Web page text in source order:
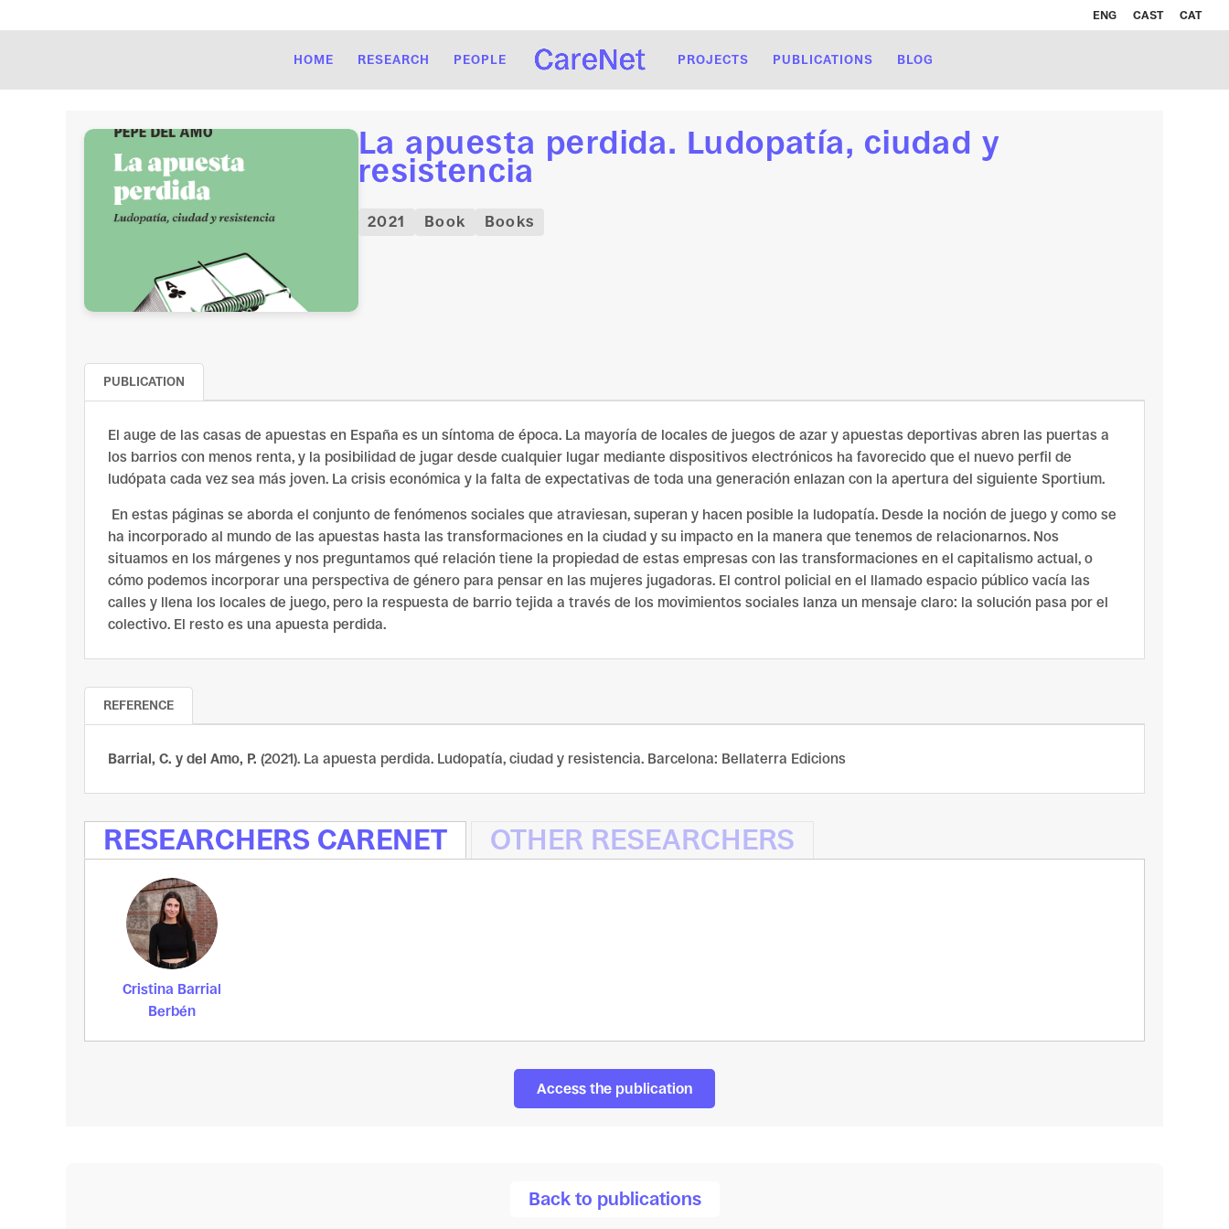
ENG CAST CAT
HOME RESEARCH PEOPLE PROJECTS PUBLICATIONS BLOG
La apuesta perdida. Ludopatía, ciudad y
resistencia
2021 Book Books
PUBLICATION
El auge de las casas de apuestas en España es un síntoma de época. La mayoría de locales de juegos de azar y apuestas deportivas abren las puertas a
los barrios con menos renta, y la posibilidad de jugar desde cualquier lugar mediante dispositivos electrónicos ha favorecido que el nuevo perfil de
ludópata cada vez sea más joven. La crisis económica y la falta de expectativas de toda una generación enlazan con la apertura del siguiente Sportium.
En estas páginas se aborda el conjunto de fenómenos sociales que atraviesan, superan y hacen posible la ludopatía. Desde la noción de juego y como se
ha incorporado al mundo de las apuestas hasta las transformaciones en la ciudad y su impacto en la manera que tenemos de relacionarnos. Nos
situamos en los márgenes y nos preguntamos qué relación tiene la propiedad de estas empresas con las transformaciones en el capitalismo actual, o
cómo podemos incorporar una perspectiva de género para pensar en las mujeres jugadoras. El control policial en el llamado espacio público vacía las
calles y llena los locales de juego, pero la respuesta de barrio tejida a través de los movimientos sociales lanza un mensaje claro: la solución pasa por el
colectivo. El resto es una apuesta perdida.
REFERENCE
Barrial, C. y del Amo, P. (2021). La apuesta perdida. Ludopatía, ciudad y resistencia. Barcelona: Bellaterra Edicions
RESEARCHERS CARENET OTHER RESEARCHERS
Cristina Barrial
Berbén
Access the publication
Back to publications